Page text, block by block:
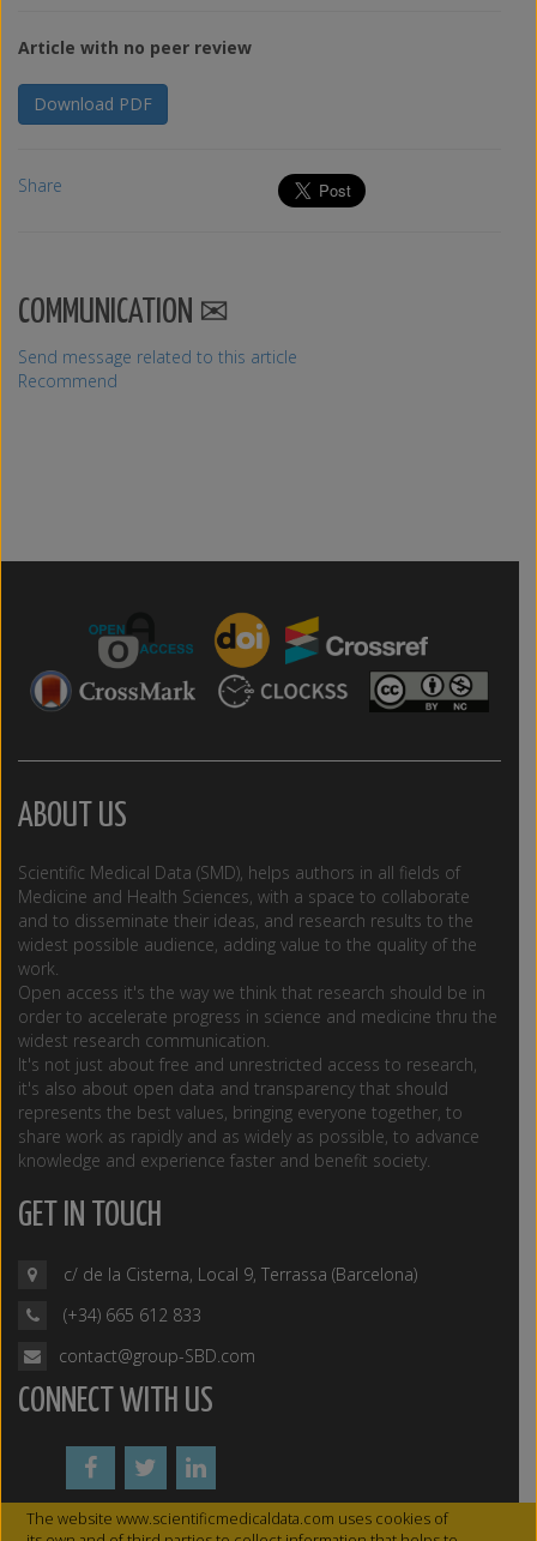
The website www.scientificmedicaldata.com uses cookies of
Article with no peer review
Download PDF
Share
COMMUNICATION
Send message related to this article
Recommend
ABOUT US
Scientific Medical Data (SMD), helps authors in all fields of
Medicine and Health Sciences, with a space to collaborate
and to disseminate their ideas, and research results to the
widest possible audience, adding value to the quality of the
work.
Open access it's the way we think that research should be in
order to accelerate progress in science and medicine thru the
widest research communication.
It's not just about free and unrestricted access to research,
it's also about open data and transparency that should
represents the best values, bringing everyone together, to
share work as rapidly and as widely as possible, to advance
knowledge and experience faster and benefit society.
GET IN TOUCH
c/ de la Cisterna, Local 9, Terrassa (Barcelona)
(+34) 665 612 833
contact@group-SBD.com
CONNECT WITH US